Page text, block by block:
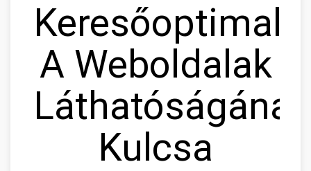
A Weboldalak
Láthatóságának
Kulcsa